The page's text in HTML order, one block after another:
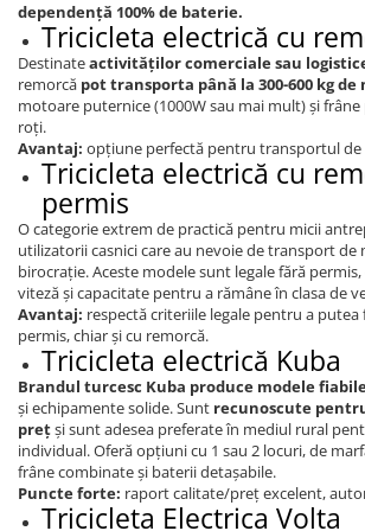
dependență 100% de baterie.
Tricicleta electrică cu
Destinateactivităților comerciale sau
remorcă pot transporta până la 300-600 kg de
motoare puternice (1000W sau mai mult) și
roți.
Avantaj: opțiune perfectă pentru transportul de
Tricicleta electrică cu
permis
O categorie extrem de practică pentru micii
utilizatorii casnici care au nevoie de transport de
birocrație. Aceste modele sunt legale fără
viteză și capacitate pentru a rămâne în clasa de
Avantaj: respectă criteriile legale pentru a putea
permis, chiar și cu remorcă.
Tricicleta electrică Kuba
Brandul turcesc Kuba produce modele
și echipamente solide. Sunt recunoscute
prețși sunt adesea preferate în mediul rural
individual. Oferă opțiuni cu 1 sau 2 locuri, de
frâne combinate și baterii detașabile.
Puncte forte: raport calitate/preț excelent,
Tricicleta Electrica Volta